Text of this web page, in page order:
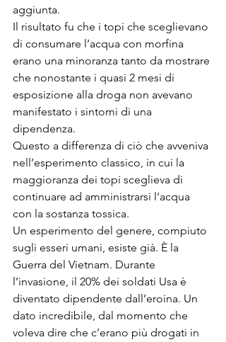
aggiunta.
Il risultato fu che i topi che sceglievano
di consumare l’acqua con morfina
erano una minoranza tanto da mostrare
che nonostante i quasi 2 mesi di
esposizione alla droga non avevano
manifestato i sintomi di una
dipendenza.
Questo a differenza di ciò che avveniva
nell’esperimento classico, in cui la
maggioranza dei topi sceglieva di
continuare ad amministrarsi l’acqua
con la sostanza tossica.
Un esperimento del genere, compiuto
sugli esseri umani, esiste già. È la
Guerra del Vietnam. Durante
l’invasione, il 20% dei soldati Usa è
diventato dipendente dall’eroina. Un
dato incredibile, dal momento che
voleva dire che c’erano più drogati in